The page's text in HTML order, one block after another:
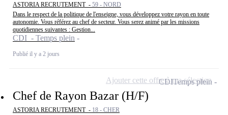
ASTORIA RECRUTEMENT - 59 - NORD
Dans le respect de la politique de l'enseigne, vous développez votre rayon en toute
autonomie. Vous référez au chef de secteur. Vous serez animé par les missions
quotidiennes suivantes : Gestion...
CDI - Temps plein
Publié il y a 2 jours
Chef de Rayon Bazar (H/F)
ASTORIA RECRUTEMENT - 18 - CHER
CDITemps plein
Ajouter cette offre à ma sélection